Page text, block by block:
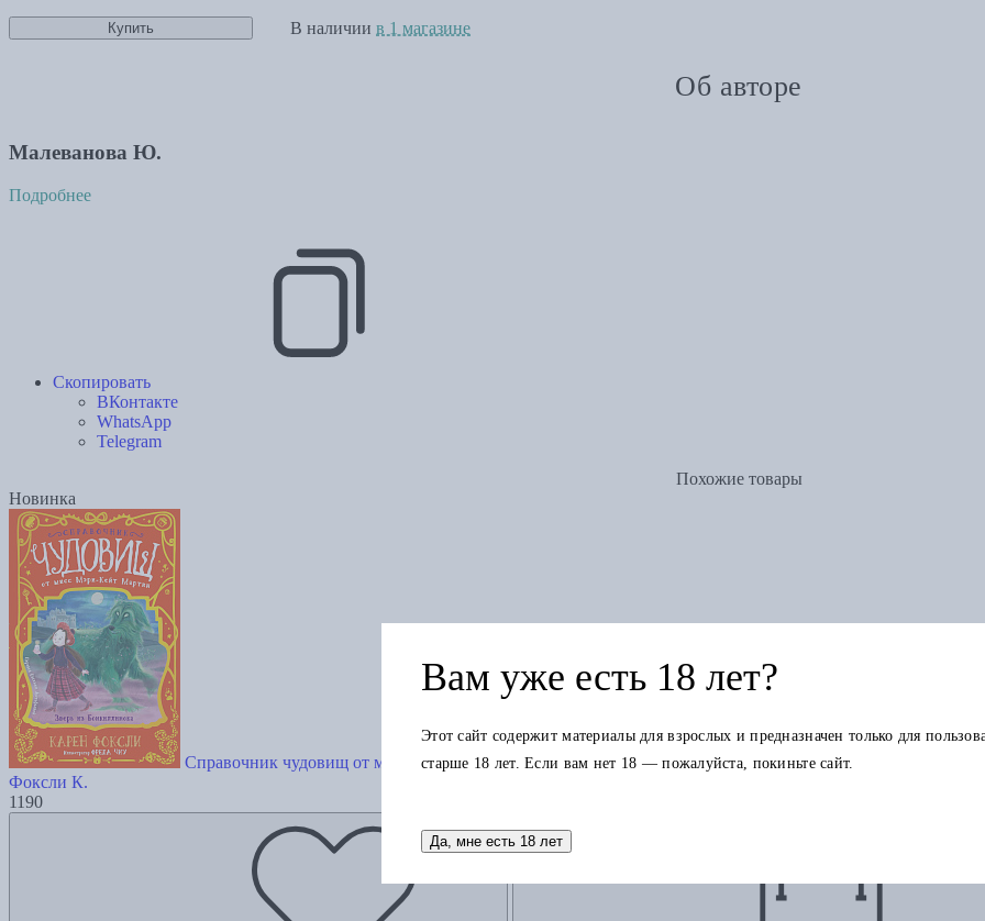
Купить В наличии в 1 магазине
Об авторе
Малеванова Ю.
Подробнее
Скопировать
ВКонтакте
WhatsApp
Telegram
Похожие товары
Новинка
Справочник чудовищ от мисс Мэри-Кейт Мартин: Зверь из Бонкиллинока
Фоксли К.
1190
Вам уже есть 18 лет?
Этот сайт содержит материалы для взрослых и предназначен только для
старше 18 лет. Если вам нет 18 — пожалуйста, покиньте сайт.
Да, мне есть 18 лет